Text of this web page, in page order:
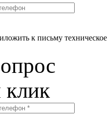
к письму
клик